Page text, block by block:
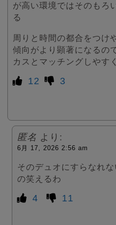
が高い環境ではそのもろ
る
周りと時間の都合をつけ
傾向がより顕著になるの
カスとマッチングしやす
12 3
匿名 より:
6月 17, 2026 2:56 am
そのデュオにすらなれ
の笑えるわ
4 11